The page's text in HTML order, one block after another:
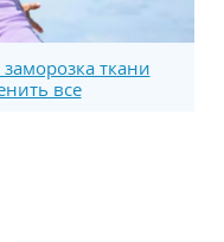
ткани
все